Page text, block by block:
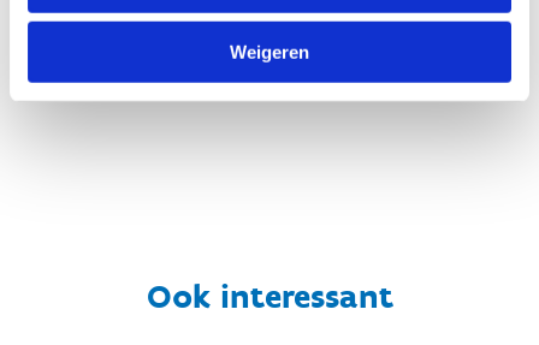
Weigeren
bericht
Stuur een
bericht
Ook interessant